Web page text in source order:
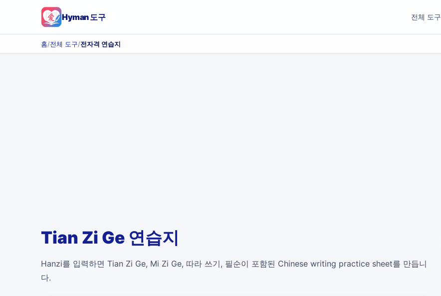
Hyman 도구 전체 도구
홈/전체 도구/전자격 연습지
Tian Zi Ge 연습지
Hanzi를 입력하면 Tian Zi Ge, Mi Zi Ge, 따라 쓰기, 필순이 포함된 Chinese writing practice sheet를 만듭니
다.